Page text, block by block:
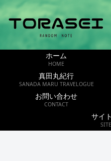
ホーム
HOME
真田丸紀行
SANADA MARU TRAVELOGUE
お問い合わせ
CONTACT
サイ